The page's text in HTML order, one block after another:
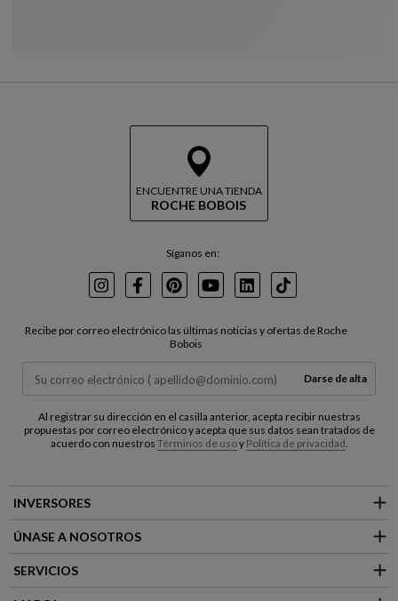
ENCUENTRE UNA TIENDA
ROCHE BOBOIS
Síganos en:
InstagramFacebookPinterest
YoutubeLinkedInTikTok
Recibe por correo electrónico las últimas noticias y ofertas de Roche
Bobois
Darse de alta
Al registrar su dirección en el casilla anterior, acepta recibir nuestras
propuestas por correo electrónico y acepta que sus datos sean tratados de
acuerdo con nuestros Términos de usoy Política de privacidad
INVERSORES
ÚNASE A NOSOTROS
SERVICIOS